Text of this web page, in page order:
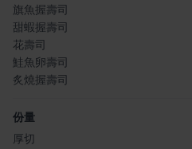
旗魚握壽司
甜蝦握壽司
花壽司
鮭魚卵壽司
炙燒握壽司
份量
厚切